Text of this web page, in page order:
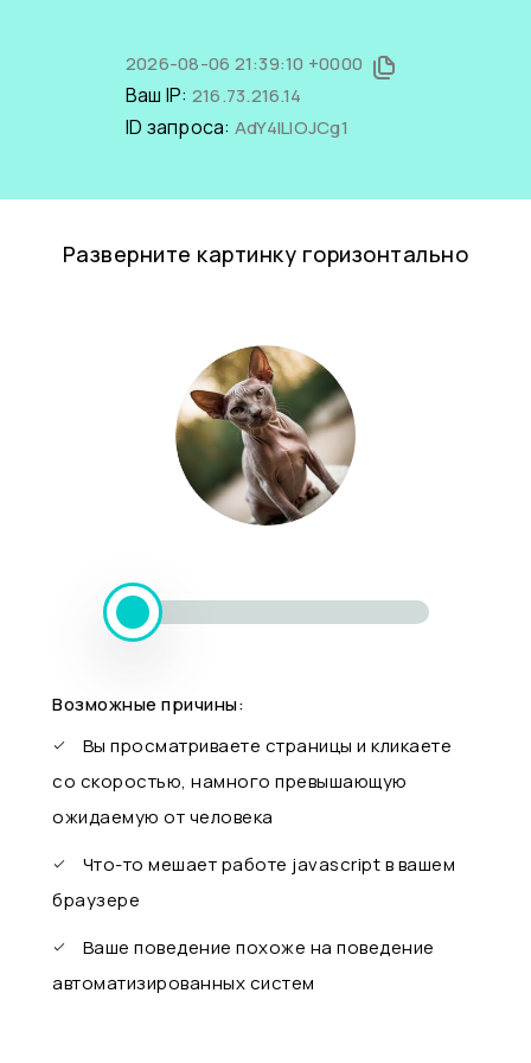
2026-08-06 21:39:10 +0000
Ваш IP: 216.73.216.14
ID запроса: AdY4lLlOJCg1
Разверните картинку горизонтально
Возможные причины:
Вы просматриваете страницы и кликаете
со скоростью, намного превышающую
ожидаемую от человека
Что-то мешает работе javascript в вашем
браузере
Ваше поведение похоже на поведение
автоматизированных систем